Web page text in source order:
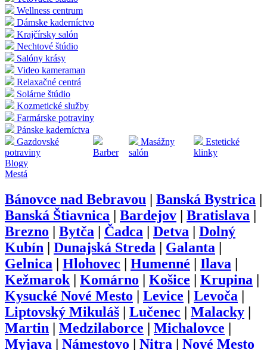
Wellness centrum
Dámske kaderníctvo
Krajčírsky salón
Nechtové štúdio
Salóny krásy
Video kameraman
Relaxačné centrá
Solárne štúdio
Kozmetické služby
Farmárske potraviny
Pánske kaderníctva
Gazdovské
potraviny
Barber
Masážny
salón
Estetické
klinky
Blogy
Mestá
Bánovce nad Bebravou Banská Bystrica
Banská Štiavnica
Bardejov Bratislava
Brezno
Bytča Čadca Detva
Dolný
Kubín
Dunajská Streda Galanta
Gelnica
Hlohovec Humenné Ilava
Kežmarok| Komárno Košice Krupina
Kysucké Nové Mesto
Levice Levoča
Liptovský Mikuláš
Lučenec Malacky
Martin
Medzilaborce Michalovce
Myjava
Námestovo Nitra
Nové Mesto